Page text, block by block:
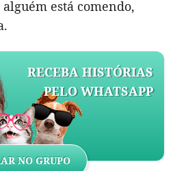
está comendo,
RECEBA HISTÓRIAS
PELO WHATSAPP
NO GRUPO